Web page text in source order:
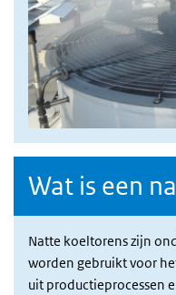
Wat is een
Natte koeltorens zijn
worden gebruikt voor
uit productieprocessen